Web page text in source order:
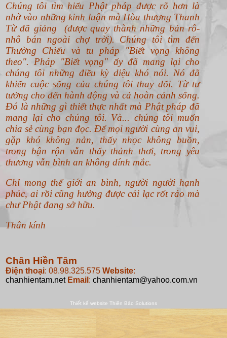
Chúng tôi tìm hiểu Phật pháp được rõ hơn là
nhờ vào những kinh luận mà Hòa thượng Thanh
Từ đã giảng (được quay thành những bản rô-
nhô bán ngoài chợ trời). Chúng tôi tìm đến
Thường Chiếu và tu pháp "Biết vọng không
theo". Pháp "Biết vọng" ấy đã mang lại cho
chúng tôi những điều kỳ diệu khó nói. Nó đã
khiến cuộc sống của chúng tôi thay đổi. Từ tư
tưởng cho đến hành động và cả hoàn cảnh sống.
Đó là những gì thiết thực nhất mà Phật pháp đã
mang lại cho chúng tôi. Và... chúng tôi muốn
chia sẻ cùng bạn đọc. Để mọi người cùng an vui,
gặp khó không nản, thấy nhọc không buồn,
trong bận rộn vẫn thấy thảnh thơi, trong yêu
thương vẫn bình an không dính mắc.
Chỉ mong thế giới an bình, người người hạnh
phúc, ai rồi cũng hưởng được cái lạc rốt ráo mà
chư Phật đang sở hữu.
Thân kính
Chân Hiền Tâm
Điện thoại: 08.98.325.575 Website:
chanhientam.net Email : chanhientam@yahoo.com.vn
Thiết kế website Thiên Bảo Solutions